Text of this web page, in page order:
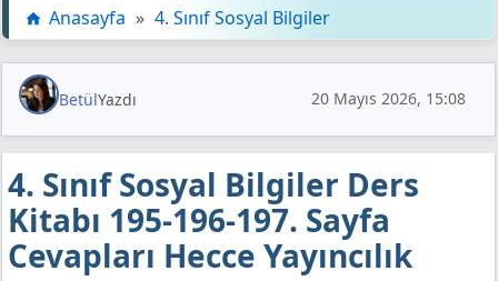
Anasayfa » 4. Sınıf Sosyal Bilgiler
BetülYazdı 20 Mayıs 2026, 15:08
4. Sınıf Sosyal Bilgiler Ders
Kitabı 195-196-197. Sayfa
Cevapları Hecce Yayıncılık